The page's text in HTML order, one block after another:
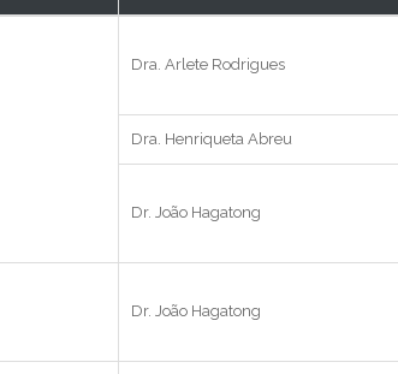
Dra. Arlete Rodrigues
Dra. Henriqueta Abreu
Dr. João Hagatong
Dr. João Hagatong